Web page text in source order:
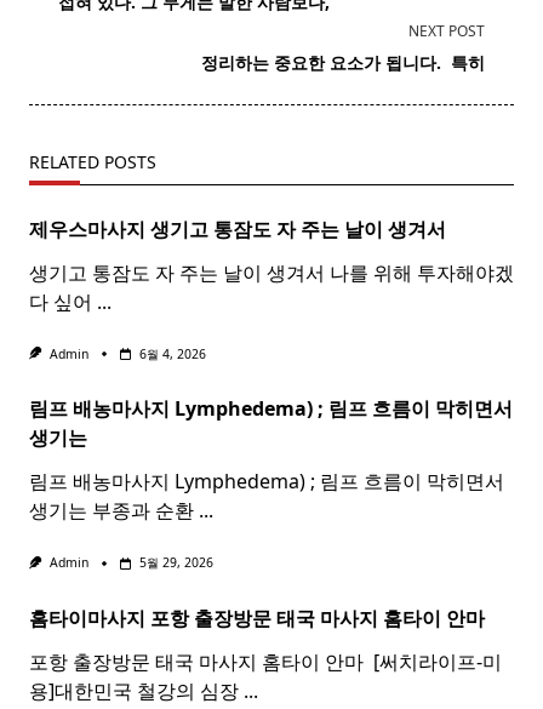
text">Page</span>
NEXT POST
정리하는 중요한 요소가 됩니다. ​ 특히
RELATED POSTS
제우스마사지 생기고 통잠도 자 주는 날이 생겨서
생기고 통잠도 자 주는 날이 생겨서 나를 위해 투자해야겠
다 싶어 ...
Admin 6월 4, 2026
림프 배농마사지 Lymphedema) ; 림프 흐름이 막히면서
생기는
림프 배농마사지 Lymphedema) ; 림프 흐름이 막히면서
생기는 부종과 순환 ...
Admin 5월 29, 2026
홈타이마사지 포항 출장방문 태국 마사지 홈타이 안마​
포항 출장방문 태국 마사지 홈타이 안마​ ​ [써치라이프-미
용]대한민국 철강의 심장 ...